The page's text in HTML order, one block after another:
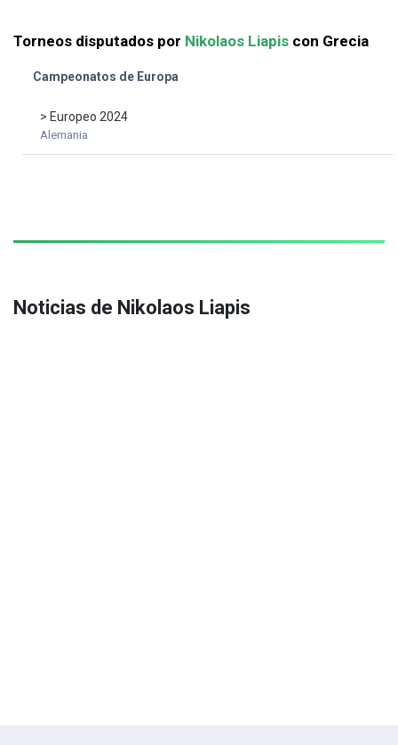
Torneos disputados por Nikolaos Liapis con Grecia
Campeonatos de Europa
> Europeo 2024
Alemania
Noticias de Nikolaos Liapis